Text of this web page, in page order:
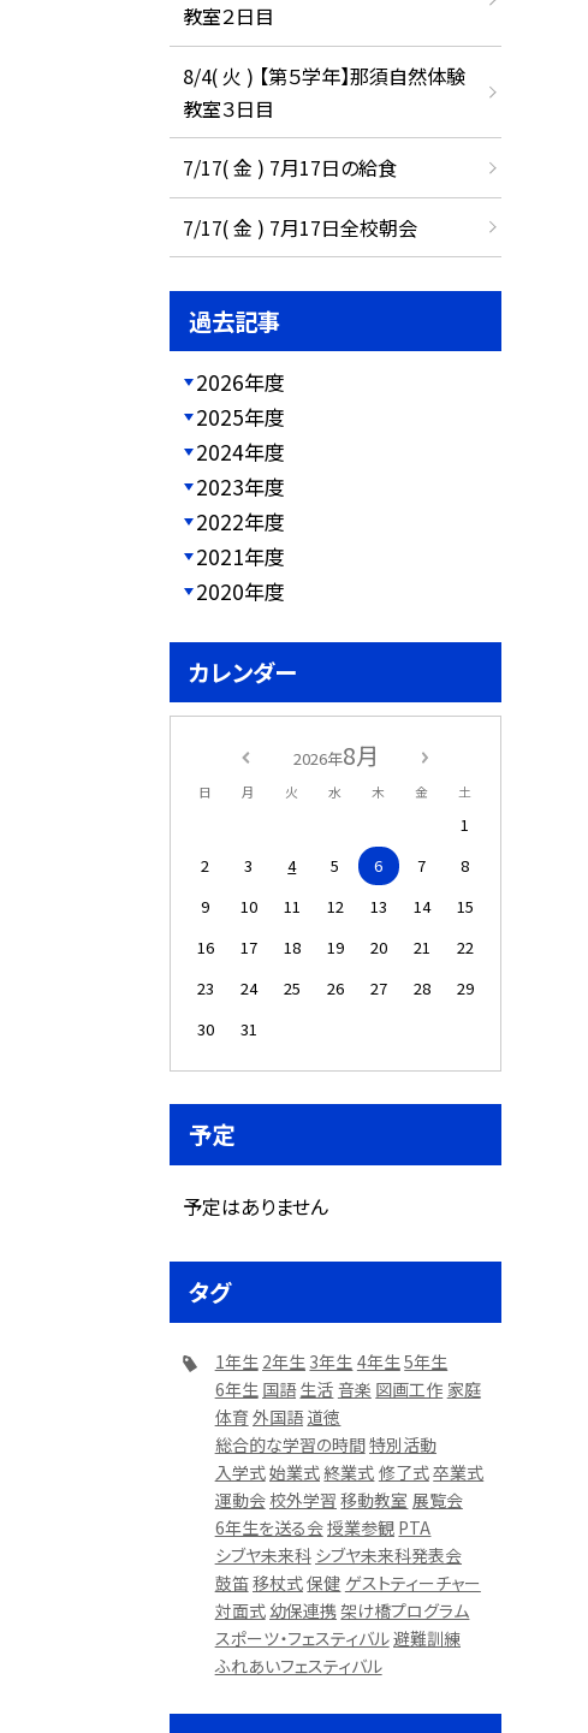
教室２日目
8/4( 火 ) 【第５学年】那須自然体験
教室３日目
7/17( 金 ) 7月17日の給食
7/17( 金 ) 7月17日全校朝会
過去記事
2026年度
2025年度
2024年度
2023年度
2022年度
2021年度
2020年度
カレンダー
2026年8月
日 月 火 水 木 金 土
1
2
3 4 5 6 7
8
9
10 11 12 13 14
15
16
17 18 19 20 21
22
23
24 25 26 27 28
29
30
31
予定
予定はありません
タグ
1年生 2年生 3年生 4年生5年生
6年生 国語生活 音楽 図画工作 家庭
体育 外国語道徳
総合的な学習の時間特別活動
入学式始業式終業式 修了式卒業式
運動会 校外学習 移動教室 展覧会
6年生を送る会授業参観 PTA
シブヤ未来科 シブヤ未来科発表会
鼓笛移杖式保健 ゲストティーチャー
対面式 幼保連携 架け橋プログラム
スポーツ・フェスティバル避難訓練
ふれあいフェスティバル